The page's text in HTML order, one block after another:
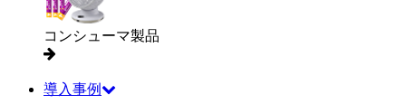
コンシューマ製品
導入事例